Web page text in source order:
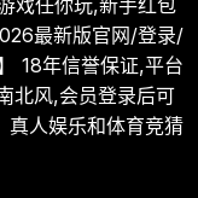
戏任你玩,新手红包
最新版官网/登录/
18年信誉保证,平台
北风,会员登录后可
真人娱乐和体育竞猜